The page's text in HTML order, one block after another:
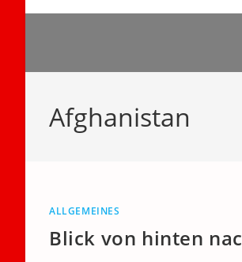
Afghanistan
ALLGEMEINES
Blick von hinten